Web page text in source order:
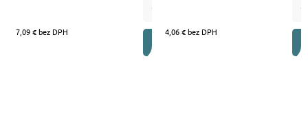
7,09 € bez DPH 4,06 € bez DPH